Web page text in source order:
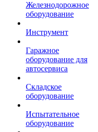
Железнодорожное
оборудование
Инструмент
Гаражное
оборудование для
автосервиса
Складское
оборудование
Испытательное
оборудование